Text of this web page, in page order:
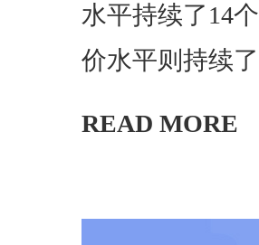
水平持续了14
价水平则持续了
READ MORE